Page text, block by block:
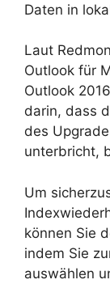
Daten in
Laut
Outlook für
Outlook
darin, dass
des
unterbricht,
Um
können Sie
indem Sie
auswählen